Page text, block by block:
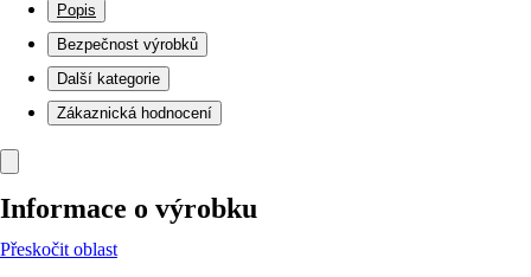
Popis
Bezpečnost výrobků
Další kategorie
Zákaznická hodnocení
Informace o výrobku
Přeskočit oblast